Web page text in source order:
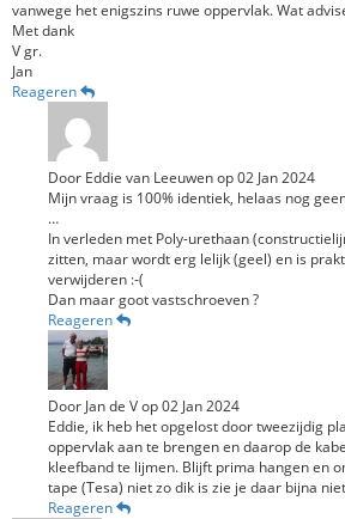
vanwege het enigszins ruwe oppervlak. Wat
Met dank
V gr.
Jan
Reageren
Door Eddie van Leeuwenop02 Jan 2024
Mijn vraag is 100% identiek, helaas nog
…
In verleden met Poly-urethaan
zitten, maar wordt erg lelijk (geel) en is
verwijderen :-(
Dan maar goot vastschroeven ?
Reageren
Door Jan de Vop02 Jan 2024
Eddie, ik heb het opgelost door tweezijdig
oppervlak aan te brengen en daarop de
kleefband te lijmen. Blijft prima hangen en
tape (Tesa) niet zo dik is zie je daar bijna
Reageren